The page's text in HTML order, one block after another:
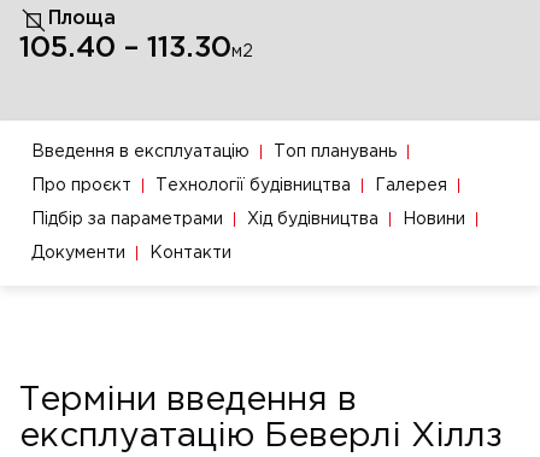
Площа
105.40 – 113.30м2
Введення в експлуатацію Топ планувань
Про проєкт Технології будівництва Галерея
Підбір за параметрами Хід будівництва Новини
Документи Контакти
Терміни введення в
експлуатацію Беверлі Хіллз